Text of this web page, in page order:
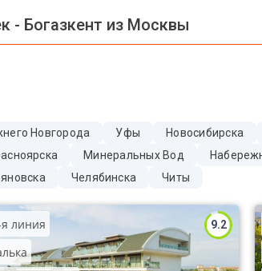
- Богазкент из Москвы
Новгорода Уфы Новосибирска
Минеральных Вод
Челябинска Читы
9.2
линия